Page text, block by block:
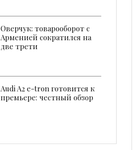
Оверчук: товарооборот с
Арменией сократился на
две трети
Audi A2 e-tron готовится к
премьере: честный обзор